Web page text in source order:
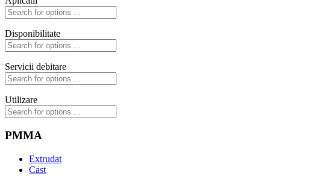
Disponibilitate
Servicii debitare
Utilizare
PMMA
Extrudat
Cast